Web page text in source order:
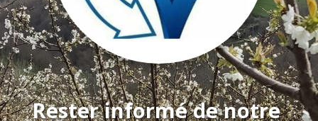
Rester informé de notre